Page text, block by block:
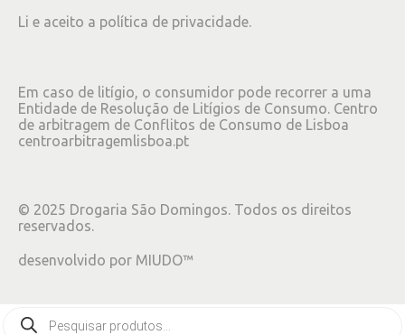
Li e aceito a política de privacidade.
Em caso de litígio, o consumidor pode recorrer a uma
Entidade de Resolução de Litígios de Consumo. Centro
de arbitragem de Conflitos de Consumo de Lisboa
centroarbitragemlisboa.pt
© 2025 Drogaria São Domingos. Todos os direitos
reservados.
desenvolvido por MIUDO™